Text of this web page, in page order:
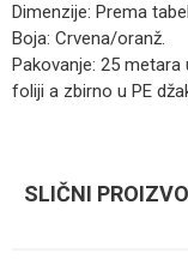
Dimenzije: Prema
Boja: Crvena/oranž.
Pakovanje: 25
foliji a zbirno u PE
SLIČNI